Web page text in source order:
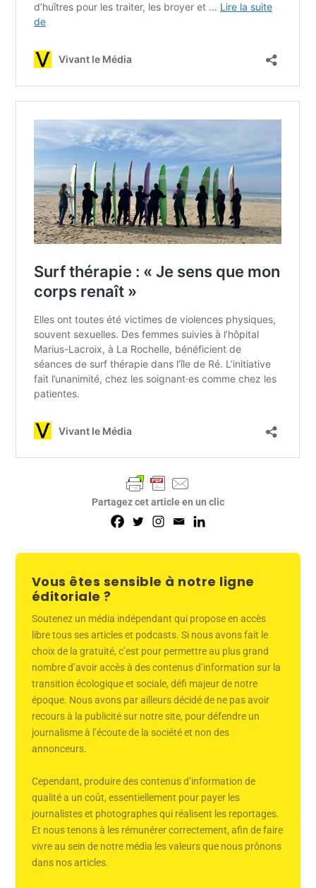
Partagez cet article en un clic
Vous êtes sensible à notre ligne
éditoriale ?
Soutenez un média indépendant qui propose en accès
libre tous ses articles et podcasts. Si nous avons fait le
choix de la gratuité, c’est pour permettre au plus grand
nombre d’avoir accès à des contenus d’information sur la
transition écologique et sociale, défi majeur de notre
époque. Nous avons par ailleurs décidé de ne pas avoir
recours à la publicité sur notre site, pour défendre un
journalisme à l’écoute de la société et non des
annonceurs.
Cependant, produire des contenus d’information de
qualité a un coût, essentiellement pour payer les
journalistes et photographes qui réalisent les reportages.
Et nous tenons à les rémunérer correctement, afin de faire
vivre au sein de notre média les valeurs que nous prônons
dans nos articles.